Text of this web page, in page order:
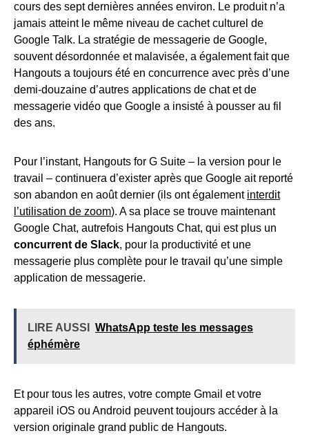
cours des sept dernières années environ. Le produit n’a
jamais atteint le même niveau de cachet culturel de
Google Talk. La stratégie de messagerie de Google,
souvent désordonnée et malavisée, a également fait que
Hangouts a toujours été en concurrence avec près d’une
demi-douzaine d’autres applications de chat et de
messagerie vidéo que Google a insisté à pousser au fil
des ans.
Pour l’instant, Hangouts for G Suite – la version pour le
travail – continuera d’exister après que Google ait reporté
son abandon en août dernier (ils ont également interdit
l’utilisation de zoom). A sa place se trouve maintenant
Google Chat, autrefois Hangouts Chat, qui est plus un
concurrent de Slack, pour la productivité et une
messagerie plus complète pour le travail qu’une simple
application de messagerie.
LIRE AUSSI
WhatsApp teste les messages
éphémère
Et pour tous les autres, votre compte Gmail et votre
appareil iOS ou Android peuvent toujours accéder à la
version originale grand public de Hangouts.